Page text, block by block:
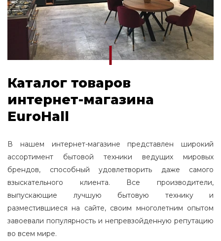
Каталог товаров
интернет-магазина
EuroHall
В нашем интернет-магазине представлен широкий
ассортимент бытовой техники ведущих мировых
брендов, способный удовлетворить даже самого
взыскательного клиента. Все производители,
выпускающие лучшую бытовую технику и
разместившиеся на сайте, своим многолетним опытом
завоевали популярность и непревзойденную репутацию
во всем мире.